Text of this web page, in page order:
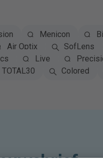
Menicon
Air Optix SofLens
Live
TOTAL30 Colored